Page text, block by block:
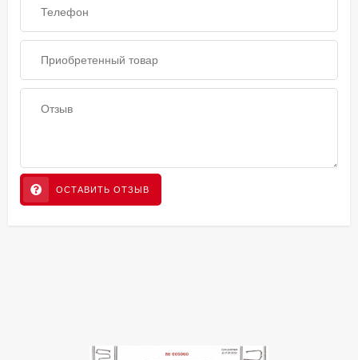
ОСТАВИТЬ ОТЗЫВ